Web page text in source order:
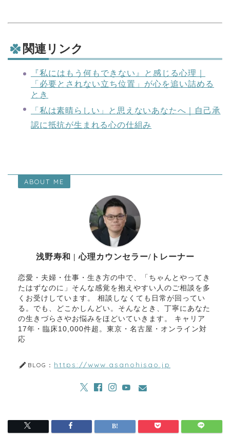
関連リンク
『私にはもう何もできない』と感じる心理｜
「必要とされない立ち位置」が心を追い詰める
とき
「私は素晴らしい」と思えないあなたへ｜自己承
認に抵抗が生まれる心の仕組み
ABOUT ME
浅野寿和 | 心理カウンセラー/トレーナー
恋愛・夫婦・仕事・生き方の中で、「ちゃんとやってき
たはずなのに」そんな感覚を抱えやすい人のご相談を多
くお受けしています。 相談しなくても日常が回ってい
る。でも、どこかしんどい。そんなとき、丁寧にあなた
の生きづらさやお悩みをほどいていきます。 キャリア
17年・臨床10,000件超。東京・名古屋・オンライン対
応
BLOG： https://www.asanohisao.jp